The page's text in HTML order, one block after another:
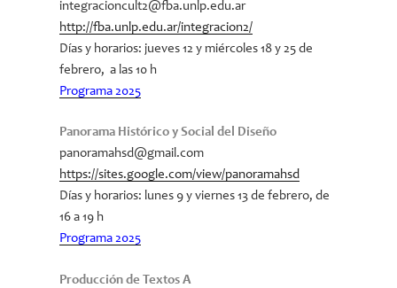
integracioncult2@fba.unlp.edu.ar
http://fba.unlp.edu.ar/integracion2/
Días y horarios: jueves 12 y miércoles 18 y 25 de
febrero, a las 10 h
Programa 2025
Panorama Histórico y Social del Diseño
panoramahsd@gmail.com
https://sites.google.com/view/panoramahsd
Días y horarios: lunes 9 y viernes 13 de febrero, de
16 a 19 h
Programa 2025
Producción de Textos A